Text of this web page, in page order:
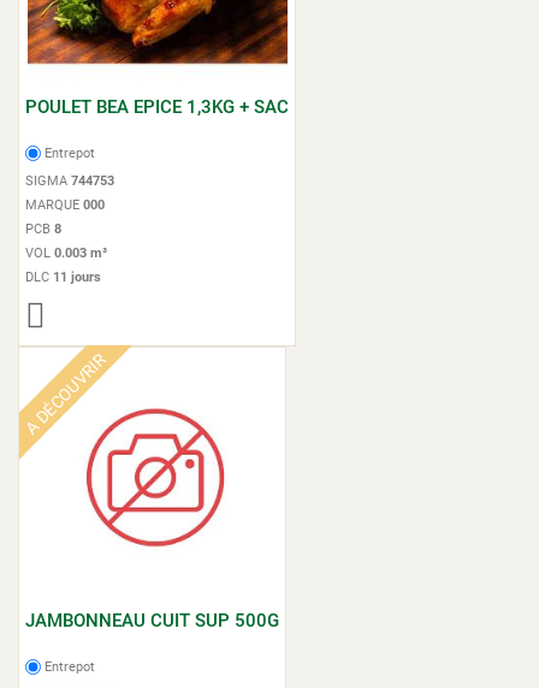
POULET BEA EPICE 1,3KG + SAC
Entrepot
SIGMA 744753
MARQUE 000
PCB 8
VOL 0.003 m³
DLC 11 jours
A DÉCOUVRIR
JAMBONNEAU CUIT SUP 500G
Entrepot